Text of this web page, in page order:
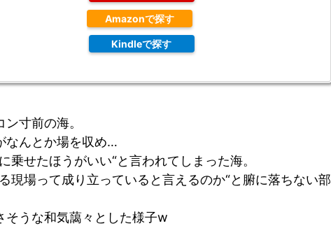
Amazonで探す
Kindleで探す
寸前の海。
なんとか場を収め…
せたほうがいい“と言われてしまった海。
現場って成り立っていると言えるのか“と腑に落ちない部
そうな和気藹々とした様子w